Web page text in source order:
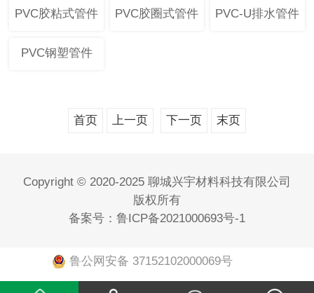
PVC胶粘式管件 PVC胶圈式管件 PVC-U排水管件
PVC钢塑管件
首页 上一页 下一页 末页
Copyright © 2020-2025 聊城兴宇材料科技有限公司
版权所有
备案号： 鲁ICP备2021000693号-1
鲁公网安备 37152102000069号